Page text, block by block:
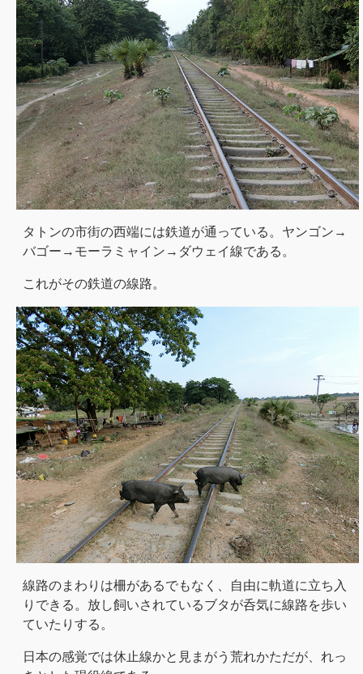
タトンの市街の西端には鉄道が通っている。ヤンゴン→
バゴー→モーラミャイン→ダウェイ線である。
これがその鉄道の線路。
線路のまわりは柵があるでもなく、自由に軌道に立ち入
りできる。放し飼いされているブタが呑気に線路を歩い
ていたりする。
日本の感覚では休止線かと見まがう荒れかただが、れっ